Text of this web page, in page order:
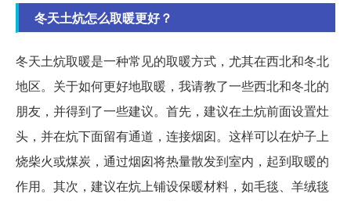
冬天土炕怎么取暖更好？
冬天土炕取暖是一种常见的取暖方式，尤其在西北和冬北
地区。关于如何更好地取暖，我请教了一些西北和冬北的
朋友，并得到了一些建议。首先，建议在土炕前面设置灶
头，并在炕下面留有通道，连接烟囱。这样可以在炉子上
烧柴火或煤炭，通过烟囱将热量散发到室内，起到取暖的
作用。其次，建议在炕上铺设保暖材料，如毛毯、羊绒毯